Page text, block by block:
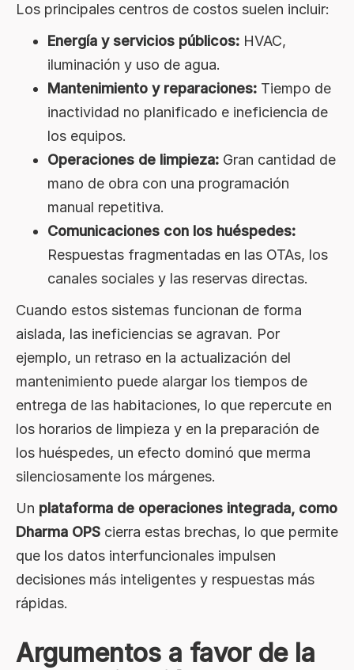
Los principales centros de costos suelen incluir:
Energía y servicios públicos: HVAC,
iluminación y uso de agua.
Mantenimiento y reparaciones: Tiempo de
inactividad no planificado e ineficiencia de
los equipos.
Operaciones de limpieza: Gran cantidad de
mano de obra con una programación
manual repetitiva.
Comunicaciones con los huéspedes:
Respuestas fragmentadas en las OTAs, los
canales sociales y las reservas directas.
Cuando estos sistemas funcionan de forma
aislada, las ineficiencias se agravan. Por
ejemplo, un retraso en la actualización del
mantenimiento puede alargar los tiempos de
entrega de las habitaciones, lo que repercute en
los horarios de limpieza y en la preparación de
los huéspedes, un efecto dominó que merma
silenciosamente los márgenes.
Un plataforma de operaciones integrada, como
Dharma OPS cierra estas brechas, lo que permite
que los datos interfuncionales impulsen
decisiones más inteligentes y respuestas más
rápidas.
Argumentos a favor de la